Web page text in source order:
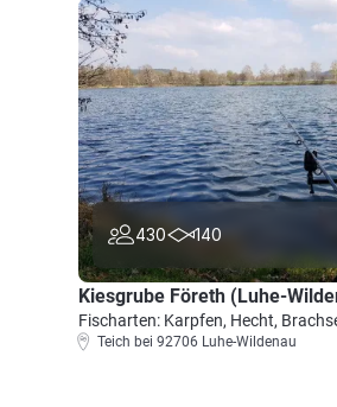
430 140
Kiesgrube Företh (Luhe-
Fischarten: Karpfen, Hecht,
Teich bei 92706 Luhe-Wildenau